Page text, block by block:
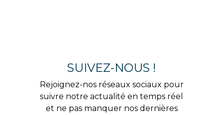
SUIVEZ-NOUS !
Rejoignez-nos réseaux sociaux pour
suivre notre actualité en temps réel
et ne pas manquer nos dernières